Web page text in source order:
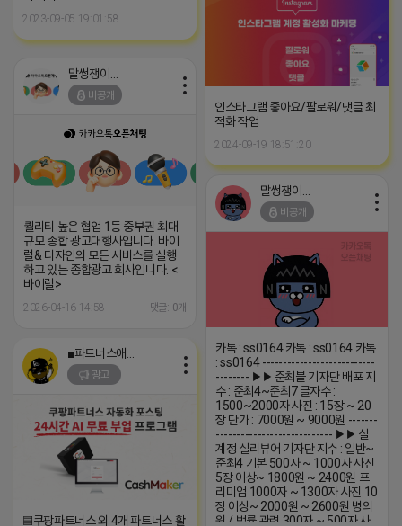
2023-09-05 19:01:58
인스타그램 좋아요/팔로워/댓글 최
적화 작업
2024-09-19 18:51:20
비공개
퀄리티 높은 협업 1등 중부권 최대
규모 종합 광고대행사입니다. 바이
럴& 디자인의 모든 서비스를 실행
하고 있는 종합광고 회사입니다. <
바이럴>
2026-04-16 14:58 댓글: 0개
비공개
카톡 : ss0164 카톡 : ss0164 카톡
: ss0164 ---------------------------
-------- ▶▶ 준최블 기자단 배포 지
수 : 준최4~준최7 글자수 :
1500~2000자 사진 : 15장 ~ 20
장 단가 : 7000원 ~ 9000원 -------
---------------------------- ▶▶ 실
계정 실리뷰어 기자단 지수 : 일반~
준최4 기본 500자 ~ 1000자 사진
5장 이상~ 1800원 ~ 2400원 프
리미엄 1000자 ~ 1300자 사진 10
장 이상~ 2000원 ~ 2600원 병의
원 / 법률 관련 300자 ~ 500자 사
광고
▤쿠팡파트너스 외 4개 파트너스 활